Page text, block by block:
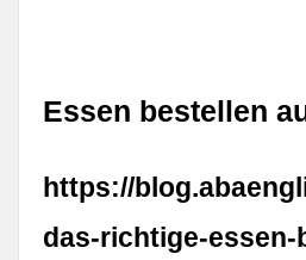
Essen bestellen
https://
das-richtige-